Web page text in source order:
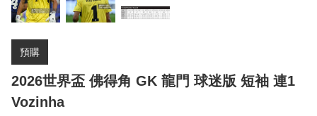
預購
2026世界盃 佛得角 GK 龍門 球迷版 短袖 連1
Vozinha